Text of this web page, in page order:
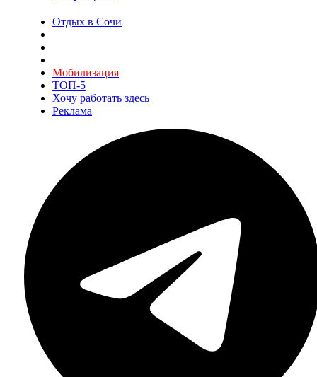
Отдых в Сочи
Мобилизация
ТОП-5
Хочу работать здесь
Реклама